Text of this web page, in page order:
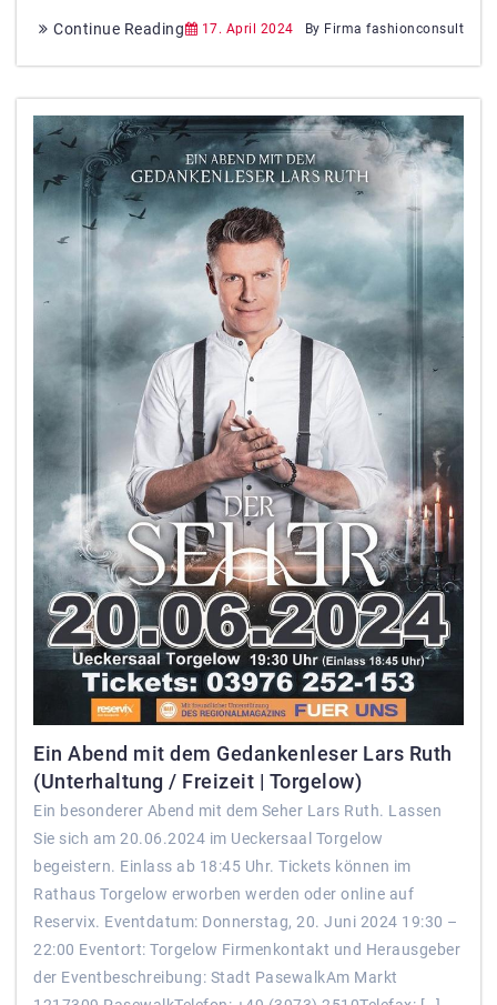
Continue Reading 17. April 2024 By Firma fashionconsult
Ein Abend mit dem Gedankenleser Lars Ruth
(Unterhaltung / Freizeit | Torgelow)
Ein besonderer Abend mit dem Seher Lars Ruth. Lassen
Sie sich am 20.06.2024 im Ueckersaal Torgelow
begeistern. Einlass ab 18:45 Uhr. Tickets können im
Rathaus Torgelow erworben werden oder online auf
Reservix. Eventdatum: Donnerstag, 20. Juni 2024 19:30 –
22:00 Eventort: Torgelow Firmenkontakt und Herausgeber
der Eventbeschreibung: Stadt PasewalkAm Markt